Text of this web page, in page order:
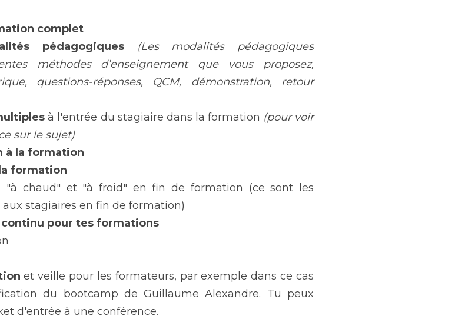
complet
pédagogiques
(Les modalités pédagogiques
méthodes d’enseignement que vous proposez,
questions-réponses, QCM, démonstration, retour
à l'entrée du stagiaire dans la formation (pour voir
sur le sujet)
à la formation
formation
"à chaud" et "à froid" en fin de formation (ce sont les
stagiaires en fin de formation)
pour tes formations
et veille pour les formateurs, par exemple dans ce cas
du bootcamp de Guillaume Alexandre. Tu peux
d'entrée à une conférence.